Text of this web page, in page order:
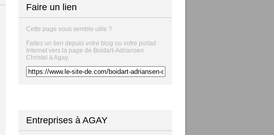
Faire un lien
Cette page vous semble utile ?
Faites un lien depuis votre blog ou votre portail
Internet vers la page de Boidart-Adriansen
Christel à Agay.
Entreprises à AGAY